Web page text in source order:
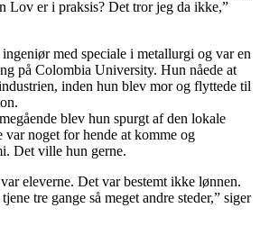
Lov er i praksis? Det tror jeg da ikke,”
med speciale i metallurgi og var en
på Colombia University. Hun nåede at
inden hun blev mor og flyttede til
blev hun spurgt af den lokale
noget for hende at komme og
Det ville hun gerne.
eleverne. Det var bestemt ikke lønnen.
tre gange så meget andre steder,” siger